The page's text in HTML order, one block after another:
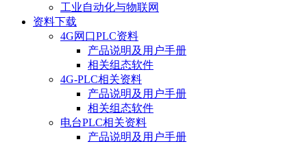
工业自动化与物联网
资料下载
4G网口PLC资料
产品说明及用户手册
相关组态软件
4G-PLC相关资料
产品说明及用户手册
相关组态软件
电台PLC相关资料
产品说明及用户手册